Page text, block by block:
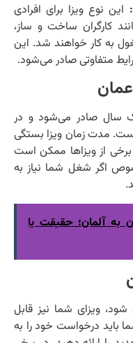
این نوع ویزا برای افرادی
کارگران ساخت و ساز،
به کار خواهند شد. این
متفاوتی صادر می‌شود.
سال صادر می‌شود و در
است. مدت زمان ویزا بستگی
برخی از ویزاها ممکن است
اگر شغل شما نیاز به
به آلمان؛ حقیقت یا
شود، ویزای شما نیز قابل
باید درخواست خود را به